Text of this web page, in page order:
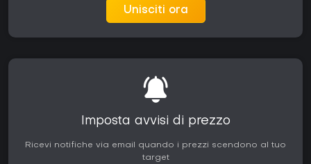
Unisciti ora
Imposta avvisi di prezzo
Ricevi notifiche via email quando i prezzi scendono al tuo
target